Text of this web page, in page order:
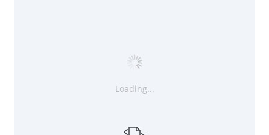
Loading...